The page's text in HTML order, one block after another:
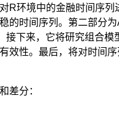
R环境中的金融时间序列
的时间序列。第二部分
接下来，它将研究组合模
效性。最后，将对时间
差分：